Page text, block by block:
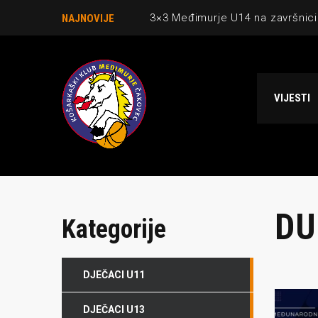
NAJNOVIJE 3×3 Međimurje U14 na
Međimurje u revijalnoj utakmici
VIJESTI
Kategorije
DJEČACI U11
DJEČACI U13